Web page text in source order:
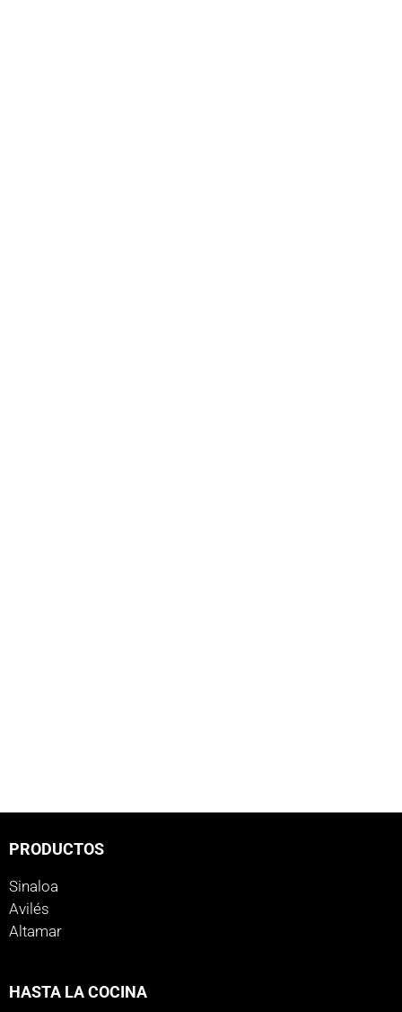
PRODUCTOS
Sinaloa
Avilés
Altamar
HASTA LA COCINA